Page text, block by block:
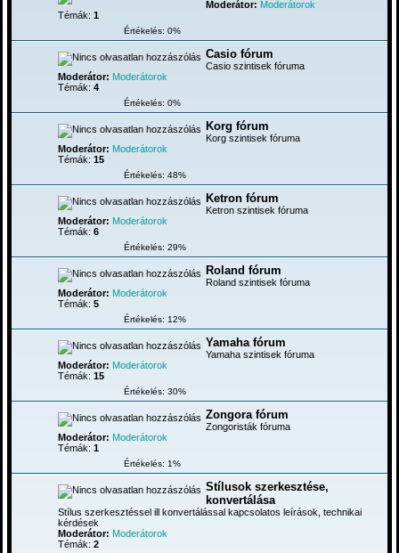
Moderátor: Moderátorok
Témák: 1
Értékelés: 0%
Casio fórum
Casio szintisek fóruma
Moderátor: Moderátorok
Témák: 4
Értékelés: 0%
Korg fórum
Korg szintisek fóruma
Moderátor: Moderátorok
Témák: 15
Értékelés: 48%
Ketron fórum
Ketron szintisek fóruma
Moderátor: Moderátorok
Témák: 6
Értékelés: 29%
Roland fórum
Roland szintisek fóruma
Moderátor: Moderátorok
Témák: 5
Értékelés: 12%
Yamaha fórum
Yamaha szintisek fóruma
Moderátor: Moderátorok
Témák: 15
Értékelés: 30%
Zongora fórum
Zongoristák fóruma
Moderátor: Moderátorok
Témák: 1
Értékelés: 1%
Stílusok szerkesztése,
konvertálása
Stílus szerkesztéssel ill konvertálással kapcsolatos leírások, technikai
kérdések
Moderátor: Moderátorok
Témák: 2